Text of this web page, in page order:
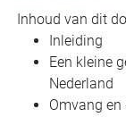
Inhoud van dit
Inleiding
Een kleine
Nederland
Omvang